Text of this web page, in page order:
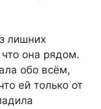
лишних
она рядом.
обо всём,
ей только от